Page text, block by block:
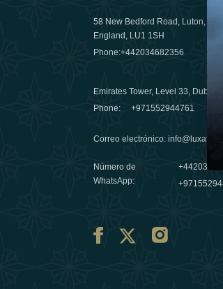
58 New Bedford Road, Luton,
England, LU1 1SH
Phone:+442034682356
Emirates Tower, Level 33, Dubai,
Phone:+971552944761
Correo electrónico:
Número de
WhatsApp: